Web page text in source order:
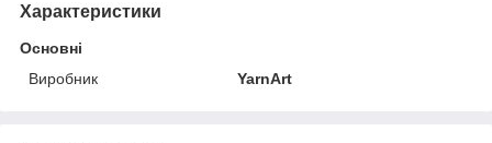
Характеристики
Основні
Виробник
YarnArt